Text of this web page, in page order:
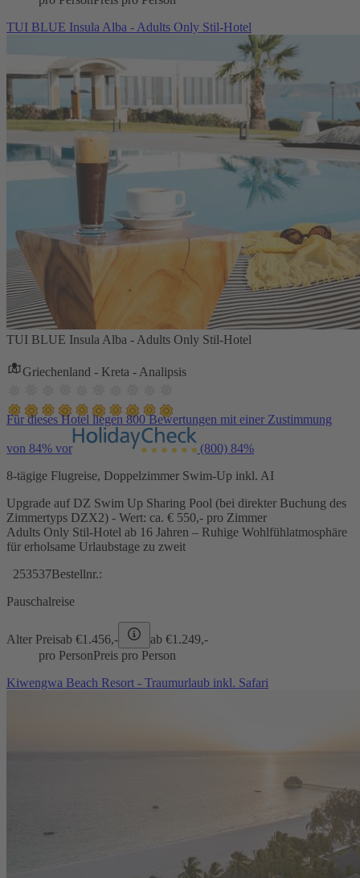
TUI BLUE Insula Alba - Adults Only Stil-Hotel
TUI BLUE Insula Alba - Adults Only Stil-Hotel
Griechenland - Kreta - Analipsis
Für dieses Hotel liegen 800 Bewertungen mit einer Zustimmung
von 84% vor (800) 84%
8-tägige Flugreise, Doppelzimmer Swim-Up inkl. AI
Upgrade auf DZ Swim Up Sharing Pool (bei direkter Buchung des
Zimmertyps DZX2) - Wert: ca. € 550,- pro Zimmer
Adults Only Stil-Hotel ab 16 Jahren – Ruhige Wohlfühlatmosphäre
für erholsame Urlaubstage zu zweit
253537Bestellnr.:
Pauschalreise
Alter Preisab €1.456,- ab €1.249,-
pro PersonPreis pro Person
Kiwengwa Beach Resort - Traumurlaub inkl. Safari